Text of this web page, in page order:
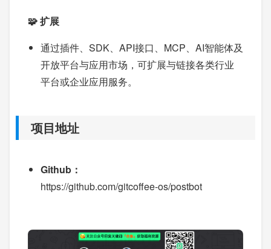
🧩 扩展
通过插件、SDK、API接口、MCP、AI智能体及
开放平台与应用市场，可扩展与链接各类行业
平台或企业应用服务。
项目地址
Github：
https://github.com/gitcoffee-os/postbot